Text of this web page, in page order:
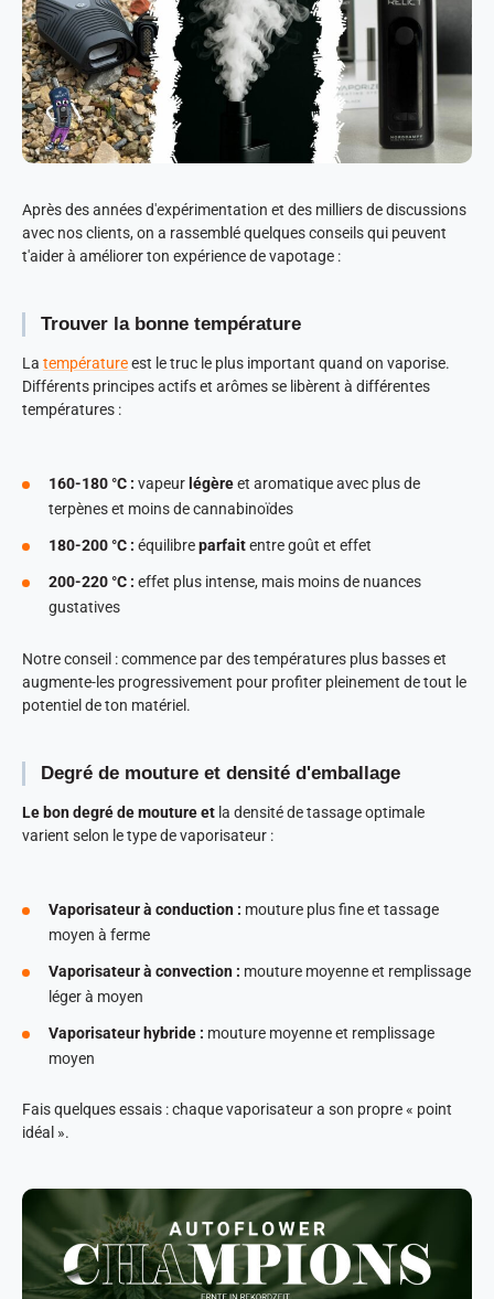
Après des années d'expérimentation et des milliers de discussions
avec nos clients, on a rassemblé quelques conseils qui peuvent
t'aider à améliorer ton expérience de vapotage :
Trouver la bonne température
La températureest le truc le plus important quand on vaporise.
Différents principes actifs et arômes se libèrent à différentes
températures :
160-180 °C : vapeur légèreet aromatique avec plus de
terpènes et moins de cannabinoïdes
180-200 °C : équilibreparfaitentre goût et effet
200-220 °C : effet plus intense, mais moins de nuances
gustatives
Notre conseil : commence par des températures plus basses et
augmente-les progressivement pour profiter pleinement de tout le
potentiel de ton matériel.
Degré de mouture et densité d'emballage
Le bon degré de mouture et la densité de tassage optimale
varient selon le type de vaporisateur :
Vaporisateur à conduction : mouture plus fine et tassage
moyen à ferme
Vaporisateur à convection : mouture moyenne et remplissage
léger à moyen
Vaporisateur hybride : mouture moyenne et remplissage
moyen
Fais quelques essais : chaque vaporisateur a son propre « point
idéal ».